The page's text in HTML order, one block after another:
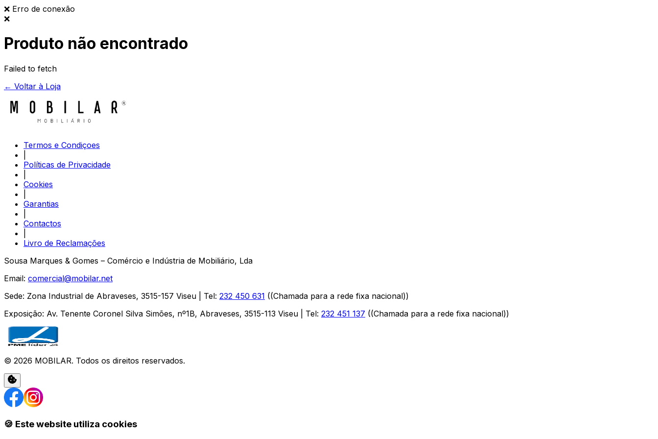
❌ Erro de conexão
❌
Produto não encontrado
Failed to fetch
← Voltar à Loja
Termos e Condiçoes
Políticas de Privacidade
Cookies
Garantias
Contactos
Livro de Reclamações
Sousa Marques & Gomes – Comércio e Indústria de Mobiliário, Lda
Email: comercial@mobilar.net
Sede: Zona Industrial de Abraveses, 3515-157 Viseu | Tel: 232 450 631 ((Chamada para a rede fixa nacional))
Exposição: Av. Tenente Coronel Silva Simões, nº1B, Abraveses, 3515-113 Viseu | Tel: 232 451 137 ((Chamada para a rede fixa nacional))
© 2026 MOBILAR. Todos os direitos reservados.
🍪 Este website utiliza cookies